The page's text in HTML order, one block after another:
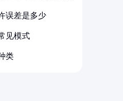
误差是多少
见模式
类